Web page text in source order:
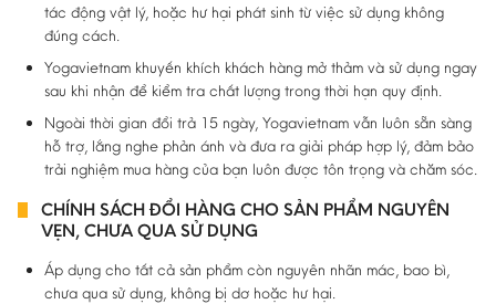
tác động vật lý, hoặc hư hại phát sinh từ việc sử dụng không
đúng cách.
Yogavietnam khuyến khích khách hàng mở thảm và sử dụng ngay
sau khi nhận để kiểm tra chất lượng trong thời hạn quy định.
Ngoài thời gian đổi trả 15 ngày, Yogavietnam vẫn luôn sẵn sàng
hỗ trợ, lắng nghe phản ánh và đưa ra giải pháp hợp lý, đảm bảo
trải nghiệm mua hàng của bạn luôn được tôn trọng và chăm sóc.
CHÍNH SÁCH ĐỔI HÀNG CHO SẢN PHẨM NGUYÊN
VẸN, CHƯA QUA SỬ DỤNG
Áp dụng cho tất cả sản phẩm còn nguyên nhãn mác, bao bì,
chưa qua sử dụng, không bị dơ hoặc hư hại.